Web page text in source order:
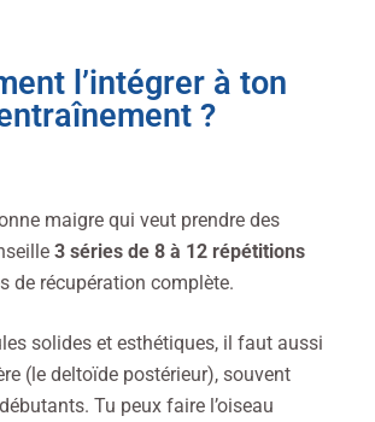
l’intégrer à ton
?
maigre qui veut prendre des
3 séries de 8 à 12 répétitions
de récupération complète.
solides et esthétiques, il faut aussi
(le deltoïde postérieur), souvent
Tu peux faire l’oiseau